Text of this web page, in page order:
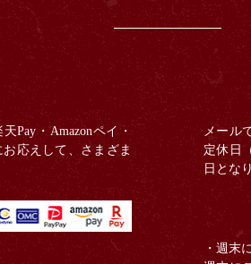
Pay・Amazonペイ・
応えして、さまざま
メール
定休日
日とな
・週末